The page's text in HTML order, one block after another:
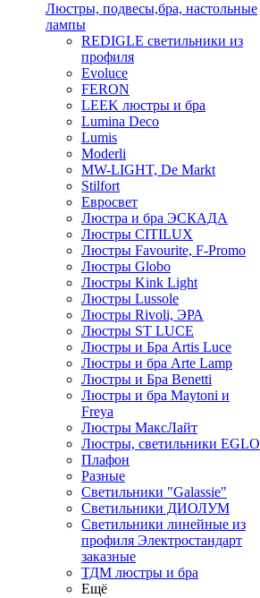
Люстры, подвесы,бра, настольные
лампы
REDIGLE светильники из
профиля
Evoluce
FERON
LEEK люстры и бра
Lumina Deco
Lumis
Moderli
MW-LIGHT, De Markt
Stilfort
Евросвет
Люстра и бра ЭСКАДА
Люстры CITILUX
Люстры Favourite, F-Promo
Люстры Globo
Люстры Kink Light
Люстры Lussole
Люстры Rivoli, ЭРА
Люстры ST LUCE
Люстры и Бра Artis Luce
Люстры и бра Arte Lamp
Люстры и Бра Benetti
Люстры и бра Maytoni и
Freya
Люстры МаксЛайт
Люстры, светильники EGLO
Плафон
Разные
Светильники "Galassie"
Светильники ДИОЛУМ
Светильники линейные из
профиля Электростандарт
заказные
ТДМ люстры и бра
Ещё